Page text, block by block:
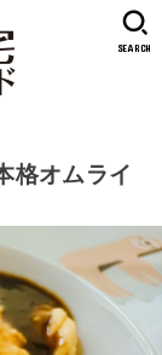
SEARCH
格オムライ